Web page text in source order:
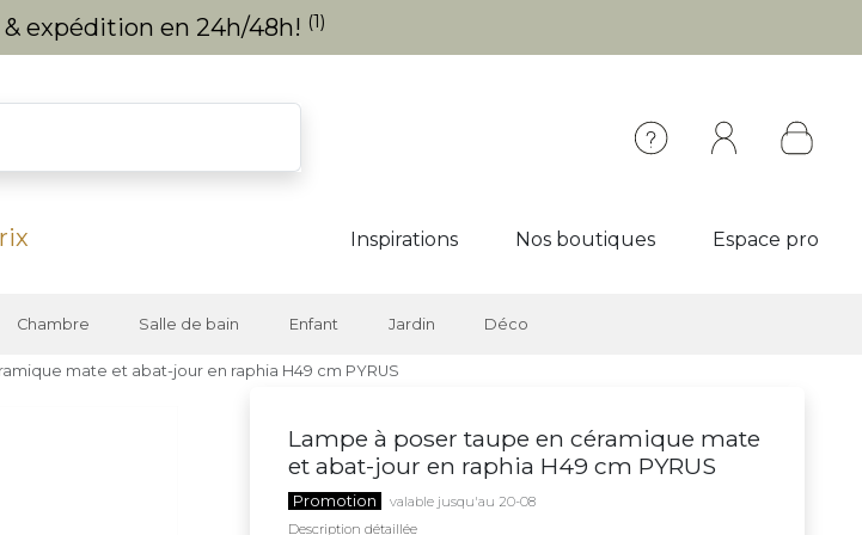
expédition en 24h/48h! (1)
Inspirations Nos boutiques Espace pro
Chambre Salle de bain Enfant Jardin Déco
mate et abat-jour en raphia H49 cm PYRUS
Lampe à poser taupe en céramique mate
et abat-jour en raphia H49 cm PYRUS
Promotion
valable jusqu'au 20-08
Description détaillée